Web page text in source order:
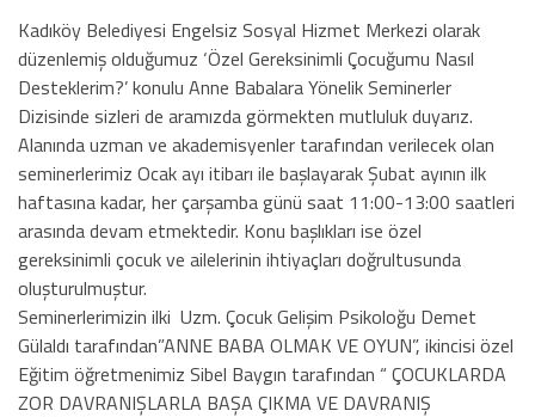
Kadıköy Belediyesi Engelsiz Sosyal Hizmet Merkezi olarak
düzenlemiş olduğumuz ‘Özel Gereksinimli Çocuğumu Nasıl
Desteklerim?’ konulu Anne Babalara Yönelik Seminerler
Dizisinde sizleri de aramızda görmekten mutluluk duyarız.
Alanında uzman ve akademisyenler tarafından verilecek olan
seminerlerimiz Ocak ayı itibarı ile başlayarak Şubat ayının ilk
haftasına kadar, her çarşamba günü saat 11:00-13:00 saatleri
arasında devam etmektedir. Konu başlıkları ise özel
gereksinimli çocuk ve ailelerinin ihtiyaçları doğrultusunda
oluşturulmuştur.
Seminerlerimizin ilki Uzm. Çocuk Gelişim Psikoloğu Demet
Gülaldı tarafından”ANNE BABA OLMAK VE OYUN”, ikincisi özel
Eğitim öğretmenimiz Sibel Baygın tarafından “ ÇOCUKLARDA
ZOR DAVRANIŞLARLA BAŞA ÇIKMA VE DAVRANIŞ